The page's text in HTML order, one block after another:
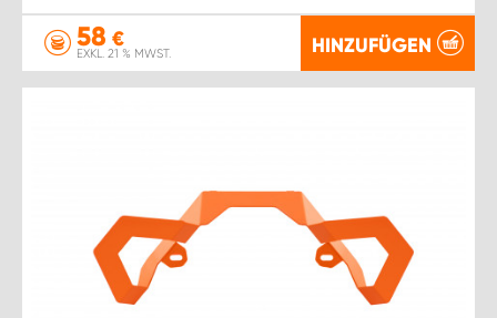
58 €
EXKL. 21 % MWST. HINZUFÜGEN